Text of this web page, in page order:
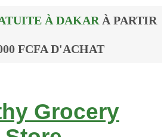
À DAKAR À PARTIR
FCFA D'ACHAT
Grocery